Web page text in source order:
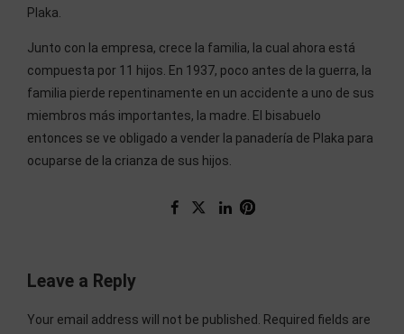
Plaka.
Junto con la empresa, crece la familia, la cual ahora está
compuesta por 11 hijos. En 1937, poco antes de la guerra, la
familia pierde repentinamente en un accidente a uno de sus
miembros más importantes, la madre. El bisabuelo
entonces se ve obligado a vender la panadería de Plaka para
ocuparse de la crianza de sus hijos.
Leave a Reply
Your email address will not be published. Required fields are